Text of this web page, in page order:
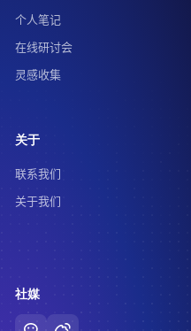
个人笔记
在线研讨会
灵感收集
关于
联系我们
关于我们
社媒